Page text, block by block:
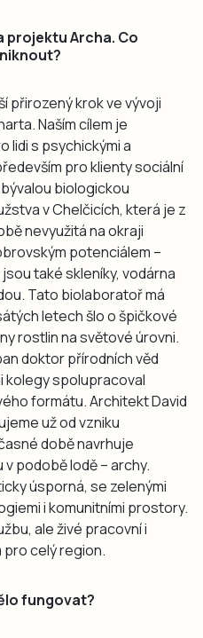
projektu Archa. Co
přirozený krok ve vývoji
Naším cílem je
lidi s psychickými a
pro klienty sociální
biologickou
v Chelčicích, která je z
nevyužitá na okraji
potenciálem –
také skleníky, vodárna
Tato biolaboratoř má
letech šlo o špičkové
rostlin na světové úrovni.
doktor přírodních věd
kolegy spolupracoval
formátu. Architekt David
už od vzniku
době navrhuje
podobě lodě – archy.
úsporná, se zelenými
i komunitními prostory.
ale živé pracovní i
celý region.
fungovat?